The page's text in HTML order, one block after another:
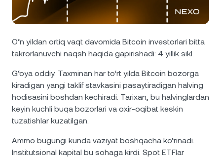
Fyucherslar
Nexo Card
Xususiy mijozlar
Sodiqlik dasturi
USD Coin USDC
Polkadot DOT 1,53%
XRP XRP
Solana SOL 0,97%
Yangiliklar va tahlillar
Boylik Akademiyasi
O‘n yildan ortiq vaqt davomida Bitcoin investorlari bitta
takrorlanuvchi naqsh haqida gapirishadi: 4 yillik sikl.
G‘oya oddiy. Taxminan har to‘rt yilda Bitcoin bozorga
kiradigan yangi taklif stavkasini pasaytiradigan halving
hodisasini boshdan kechiradi. Tarixan, bu halvinglardan
keyin kuchli buqa bozorlari va oxir-oqibat keskin
tuzatishlar kuzatilgan.
Ammo bugungi kunda vaziyat boshqacha ko‘rinadi.
Institutsional kapital bu sohaga kirdi. Spot ETFlar